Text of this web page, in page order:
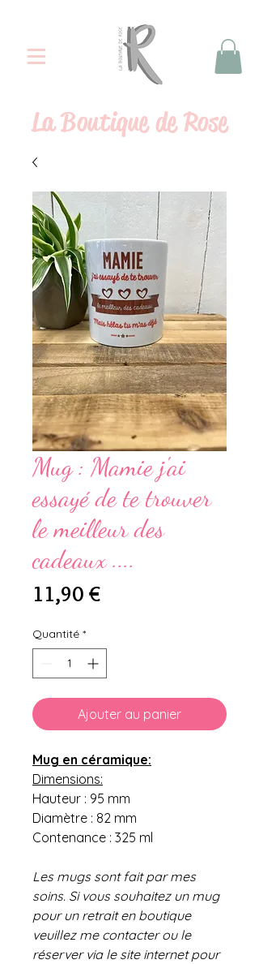
LaBoutique de Rose
Mug : Mamie j'ai
essayé de te trouver
le meilleur des
cadeaux ....
11,90 €Prix
Quantité *
Ajouter au panier
Mug en céramique:
Dimensions:
Hauteur : 95 mm
Diamètre : 82 mm
Contenance : 325 ml
Les mugs sont fait par mes
soins. Si vous souhaitez un mug
pour un retrait en boutique
veuillez me contacter ou le
réserver via le site internet pour